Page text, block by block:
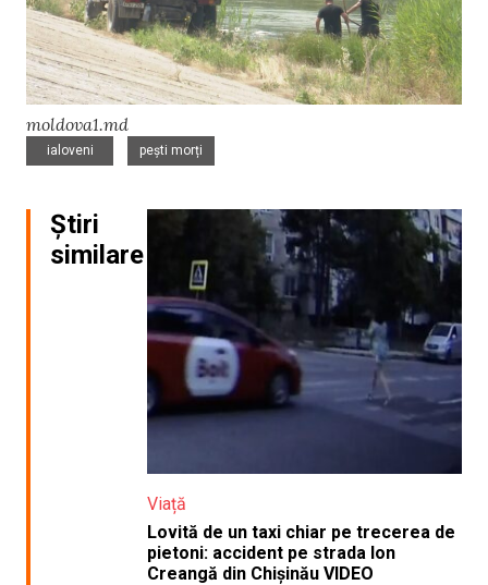
moldova1.md
ialoveni
,
pești morți
Știri
similare
Viață
Lovită de un taxi chiar pe trecerea de
pietoni: accident pe strada Ion
Creangă din Chișinău VIDEO